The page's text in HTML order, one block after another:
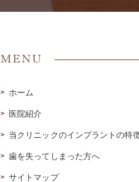
MENU
ホーム
医院紹介
当クリニックのインプラントの特
歯を失ってしまった方へ
サイトマップ